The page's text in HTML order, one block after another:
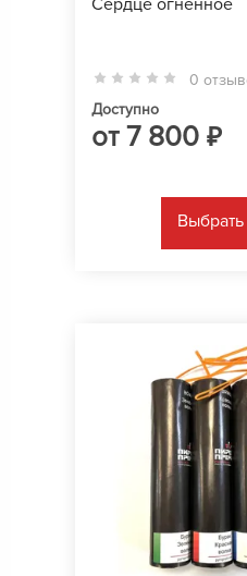
Сердце огненное
0
Доступно
от7 800 ₽